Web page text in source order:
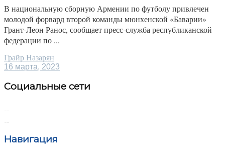
В национальную сборную Армении по футболу привлечен
молодой форвард второй команды мюнхенской «Баварии»
Грант-Леон Ранос, сообщает пресс-служба республиканской
федерации по ...
Грайр Назарян
16 марта, 2023
Социальные сети
Навигация